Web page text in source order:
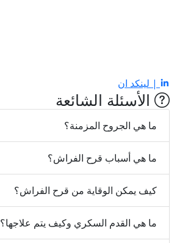
| لينكد ان
الأسئلة الشائعة
ما هي الجروح المزمنة؟
ما هي أسباب قرح الفراش؟
كيف يمكن الوقاية من قرح الفراش؟
ما هي القدم السكري وكيف يتم علاجها؟